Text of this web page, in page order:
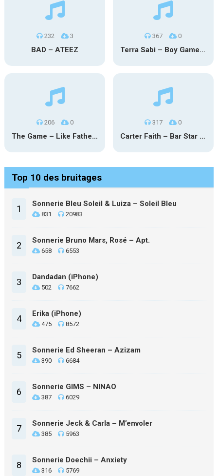
232 3
BAD – ATEEZ
367 0
Terra Sabi – Boy Game X Marcia Cruz
206 0
The Game – Like Father Like Daughter
317 0
Carter Faith – Bar Star Vevo
Top 10 des bruitages
1 Sonnerie Bleu Soleil & Luiza – Soleil Bleu
831 20983
2 Sonnerie Bruno Mars, Rosé – Apt.
658 6553
3 Dandadan (iPhone)
502 7662
4 Erika (iPhone)
475 8572
5 Sonnerie Ed Sheeran – Azizam
390 6684
6 Sonnerie GIMS – NINAO
387 6029
7 Sonnerie Jeck & Carla – M’envoler
385 5963
8 Sonnerie Doechii – Anxiety
316 5769